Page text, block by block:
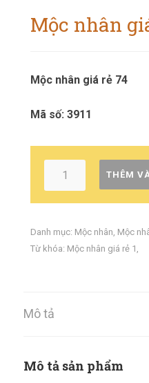
Mộc nhân
Mộc nhân giá rẻ 74
Mã số: 3911
THÊM
Danh mục: Mộc nhân, Mộc
Từ khóa: Mộc nhân giá rẻ 1 ,
Mô tả
Mô tả sản phẩm